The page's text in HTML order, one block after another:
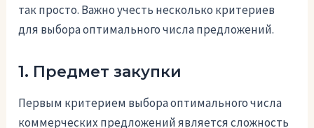
так просто. Важно учесть несколько критериев
для выбора оптимального числа предложений.
1. Предмет закупки
Первым критерием выбора оптимального числа
коммерческих предложений является сложность